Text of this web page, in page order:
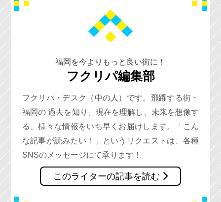
福岡を今よりもっと良い街に！
フクリパ編集部
フクリパ・デスク（中の人）です。飛躍する街・
福岡の 過去を知り、現在を理解し、未来を想像す
る、様々な情報をいち早くお届けします。「こん
な記事が読みたい！」というリクエストは、各種
SNSのメッセージにて承ります！
このライターの記事を読む